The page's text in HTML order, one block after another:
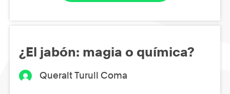
¿El jabón: magia o química?
Queralt Turull Coma